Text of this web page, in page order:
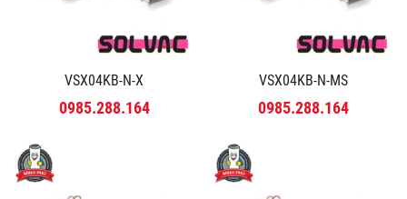
VSX04KB-N-X
0985.288.164
VSX04KB-N-MS
0985.288.164